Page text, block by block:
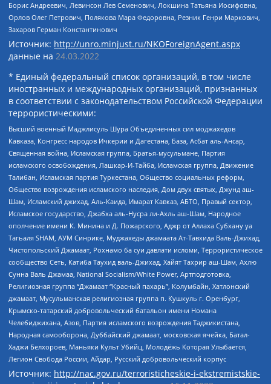
Борис Андреевич, Левинсон Лев Семенович, Локшина Татьяна Иосифовна,
Орлов Олег Петрович, Полякова Мара Федоровна, Резник Генри Маркович,
Захаров Герман Константинович
Источник: http://unro.minjust.ru/NKOForeignAgent.aspx
данные на 24.03.2022
* Единый федеральный список организаций, в том числе
иностранных и международных организаций, признанных
в соответствии с законодательством Российской Федерации
террористическими:
Высший военный Маджлисуль Шура Объединенных сил моджахедов
Кавказа, Конгресс народов Ичкерии и Дагестана, База, Асбат аль-Ансар,
Священная война, Исламская группа, Братья-мусульмане, Партия
исламского освобождения, Лашкар-И-Тайба, Исламская группа, Движение
Талибан, Исламская партия Туркестана, Общество социальных реформ,
Общество возрождения исламского наследия, Дом двух святых, Джунд аш-
Шам, Исламский джихад, Аль-Каида, Имарат Кавказ, АБТО, Правый сектор,
Исламское государство, Джабха аль-Нусра ли-Ахль аш-Шам, Народное
ополчение имени К. Минина и Д. Пожарского, Аджр от Аллаха Субхану уа
Тагьаля SHAM, АУМ Синрике, Муджахеды джамаата Ат-Тавхида Валь-Джихад,
Чистопольский Джамаат, Рохнамо ба суи давлати исломи, Террористическое
сообщество Сеть, Катиба Таухид валь-Джихад, Хайят Тахрир аш-Шам, Ахлю
Сунна Валь Джамаа, National Socialism/White Power, Артподготовка,
Религиозная группа “Джамаат “Красный пахарь”, Колумбайн, Хатлонский
джамаат, Мусульманская религиозная группа п. Кушкуль г. Оренбург,
Крымско-татарский добровольческий батальон имени Номана
Челебиджихана, Азов, Партия исламского возрождения Таджикистана,
Народная самооборона, Дуббайский джамаат, московская ячейка, Батал-
Хаджи Белхороев, Маньяки Культ Убийц, Молодёжь Которая Улыбается,
Легион Свобода России, Айдар, Русский добровольческий корпус
Источник: http://nac.gov.ru/terroristicheskie-i-ekstremistskie-